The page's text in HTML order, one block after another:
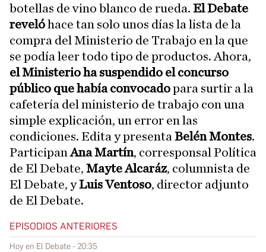
botellas de vino blanco de rueda. El Debate
revelóhace tan solo unos días la lista de la
compra del Ministerio de Trabajo en la que
se podía leer todo tipo de productos. Ahora,
el Ministerio ha suspendido el concurso
público que había convocadopara surtir a la
cafetería del ministerio de trabajo con una
simple explicación, un error en las
condiciones. Edita y presenta Belén Montes.
ParticipanAna Martín, corresponsal Política
de El Debate, Mayte Alcaráz, columnista de
El Debate, yLuis Ventoso, director adjunto
de El Debate.
EPISODIOS ANTERIORES
Hoy en El Debate - 20:35